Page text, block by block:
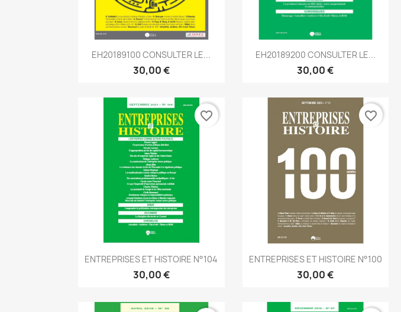
Aperçu rapide
EH20189100 CONSULTER LE...
30,00 €
Aperçu rapide
EH20189200 CONSULTER LE...
30,00 €
Aperçu rapide
ENTREPRISES ET HISTOIRE N°104
30,00 €
favorite_border
Aperçu rapide
ENTREPRISES ET HISTOIRE N°100
30,00 €
favorite_border